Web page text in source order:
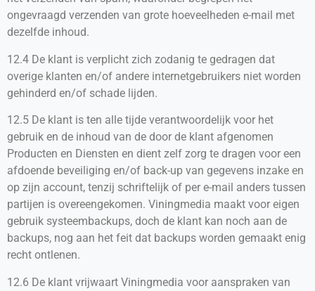
ongevraagd verzenden van grote hoeveelheden e-mail met
dezelfde inhoud.
12.4 De klant is verplicht zich zodanig te gedragen dat
overige klanten en/of andere internetgebruikers niet worden
gehinderd en/of schade lijden.
12.5 De klant is ten alle tijde verantwoordelijk voor het
gebruik en de inhoud van de door de klant afgenomen
Producten en Diensten en dient zelf zorg te dragen voor een
afdoende beveiliging en/of back-up van gegevens inzake en
op zijn account, tenzij schriftelijk of per e-mail anders tussen
partijen is overeengekomen. Viningmedia maakt voor eigen
gebruik systeembackups, doch de klant kan noch aan de
backups, nog aan het feit dat backups worden gemaakt enig
recht ontlenen.
12.6 De klant vrijwaart Viningmedia voor aanspraken van